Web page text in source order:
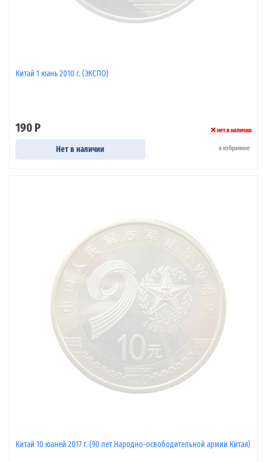
Китай 1 юань 2010 г. (ЭКСПО)
190 Р нет в наличии
Нет в наличии в избранное
Китай 10 юаней 2017 г. (90 лет Народно-освободительной армии Китая)